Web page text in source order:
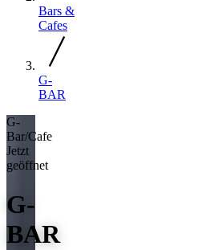
Bars &
Cafes
G-
BAR
G-
Bar/Cafe
Jetzt
geöffnet
G-
BAR